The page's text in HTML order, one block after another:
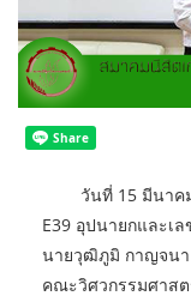
วันที่ 15 มีนาคม
E39 อุปนายกและเ
นายวุฒิภูมิ กาญจน
คณะวิศวกรรมศาสต